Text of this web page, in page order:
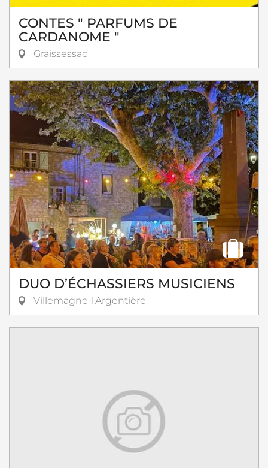
CONTES " PARFUMS DE
CARDANOME "
Graissessac
DUO D’ÉCHASSIERS MUSICIENS
Villemagne-l'Argentière